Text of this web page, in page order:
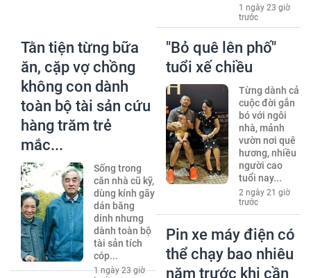
1 ngày 23 giờ
trước
Tằn tiện từng bữa
ăn, cặp vợ chồng
không con dành
toàn bộ tài sản cứu
hàng trăm trẻ
mắc...
Sống trong
căn nhà cũ kỹ,
dùng kính gãy
dán băng
dính nhưng
dành toàn bộ
tài sản tích
cóp...
1 ngày 23 giờ
"Bỏ quê lên phố"
tuổi xế chiều
Từng dành cả
cuộc đời gắn
bó với ngôi
nhà, mảnh
vườn nơi quê
hương, nhiều
người cao
tuổi nay...
2 ngày 21 giờ
trước
Pin xe máy điện có
thể chạy bao nhiêu
năm trước khi cần